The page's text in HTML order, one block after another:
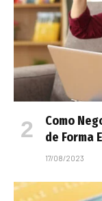
Como
de Forma
17/08/2023